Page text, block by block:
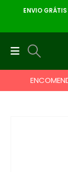
ENVIO